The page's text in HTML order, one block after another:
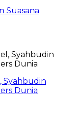
Suasana
Syahbudin
Dunia